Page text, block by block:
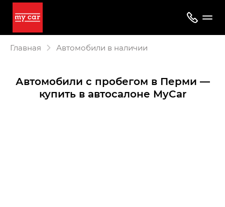
Главная Автомобили в наличии
Автомобили с пробегом в Перми —
купить в автосалоне MyCar